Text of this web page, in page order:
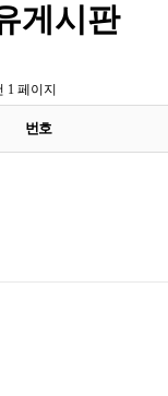
게시판
1 페이지
번호